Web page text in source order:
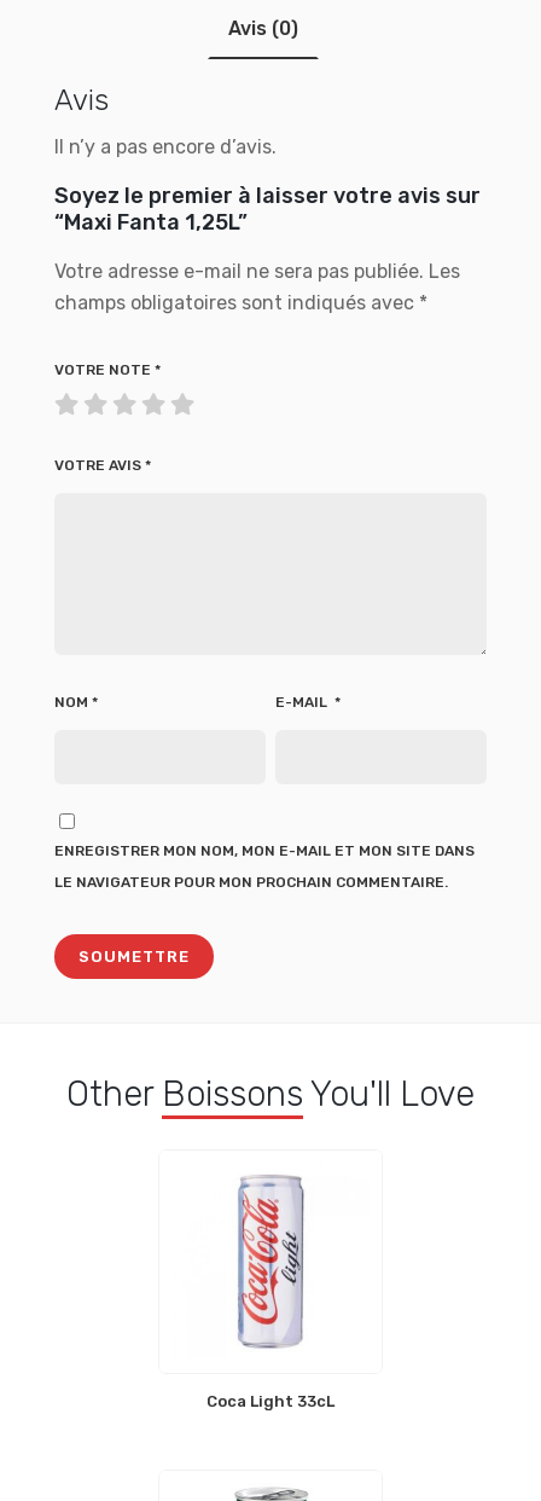
Avis (0)
Avis
Il n’y a pas encore d’avis.
Soyez le premier à laisser votre avis sur
“Maxi Fanta 1,25L”
Votre adresse e-mail ne sera pas publiée. Les
champs obligatoires sont indiqués avec *
VOTRE NOTE *
VOTRE AVIS *
NOM * E-MAIL *
ENREGISTRER MON NOM, MON E-MAIL ET MON SITE DANS
LE NAVIGATEUR POUR MON PROCHAIN COMMENTAIRE.
Other Boissons You'll Love
Coca Light 33cL